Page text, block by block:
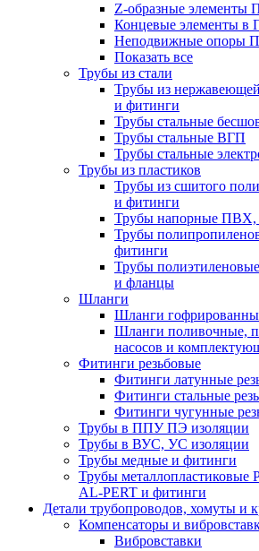
Z-образные элементы
Концевые элементы в
Неподвижные опоры
Показать все
Трубы из стали
Трубы из
и фитинги
Трубы стальные
Трубы стальные ВГП
Трубы стальные
Трубы из пластиков
Трубы из сшитого
и фитинги
Трубы напорные
Трубы
фитинги
Трубы
и фланцы
Шланги
Шланги
Шланги поливочные,
насосов и
Фитинги резьбовые
Фитинги латунные
Фитинги стальные
Фитинги чугунные
Трубы в ППУ ПЭ изоляции
Трубы в ВУС, УС изоляции
Трубы медные и фитинги
Трубы металлопластиковые
AL-PERT и фитинги
Детали трубопроводов, хомуты и
Компенсаторы и
Вибровставки